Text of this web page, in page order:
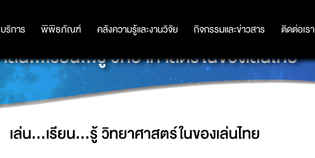
บริการ พิพิธภัณฑ์ คลังความรู้และงานวิจัย กิจกรรมและข่าวสาร ติดต่อเรา
บริการ พิพิธภัณฑ์ คลังความรู้และงานวิจัย กิจกรรมและข่าวสาร ติดต่อเรา
เล่น...เรียน...รู้ วิทยาศาสตร์ในของเล่นไทย
เล่น...เรียน...รู้ วิทยาศาสตร์ในของเล่นไทย